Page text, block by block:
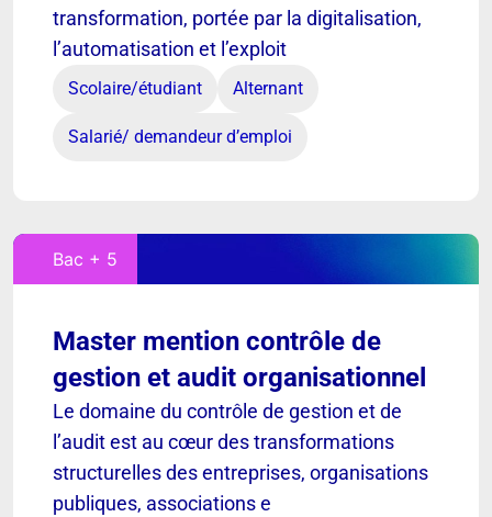
transformation, portée par la digitalisation,
l’automatisation et l’exploit
Scolaire/étudiant Alternant
Salarié/ demandeur d’emploi
Bac + 5
Master mention contrôle de
gestion et audit organisationnel
Le domaine du contrôle de gestion et de
l’audit est au cœur des transformations
structurelles des entreprises, organisations
publiques, associations e